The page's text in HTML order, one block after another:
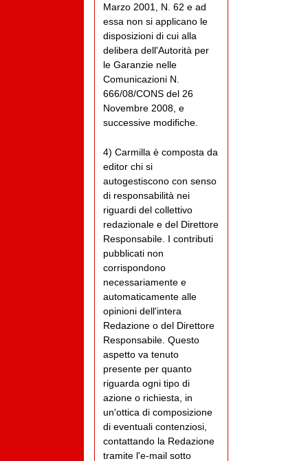
Marzo 2001, N. 62 e ad
essa non si applicano le
disposizioni di cui alla
delibera dell'Autorità per
le Garanzie nelle
Comunicazioni N.
666/08/CONS del 26
Novembre 2008, e
successive modifiche.
4) Carmilla è composta da
editor chi si
autogestiscono con senso
di responsabilità nei
riguardi del collettivo
redazionale e del Direttore
Responsabile. I contributi
pubblicati non
corrispondono
necessariamente e
automaticamente alle
opinioni dell'intera
Redazione o del Direttore
Responsabile. Questo
aspetto va tenuto
presente per quanto
riguarda ogni tipo di
azione o richiesta, in
un'ottica di composizione
di eventuali contenziosi,
contattando la Redazione
tramite l'e-mail sotto